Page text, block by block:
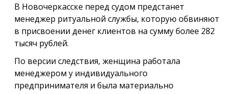
В Новочеркасске перед судом предстанет
менеджер ритуальной службы, которую обвиняют
в присвоении денег клиентов на сумму более 282
тысяч рублей.
По версии следствия, женщина работала
менеджером у индивидуального
предпринимателя и была материально